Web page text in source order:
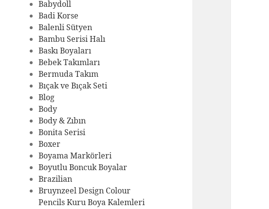
Babydoll
Badi Korse
Balenli Sütyen
Bambu Serisi Halı
Baskı Boyaları
Bebek Takımları
Bermuda Takım
Bıçak ve Bıçak Seti
Blog
Body
Body & Zıbın
Bonita Serisi
Boxer
Boyama Markörleri
Boyutlu Boncuk Boyalar
Brazilian
Bruynzeel Design Colour
Pencils Kuru Boya Kalemleri